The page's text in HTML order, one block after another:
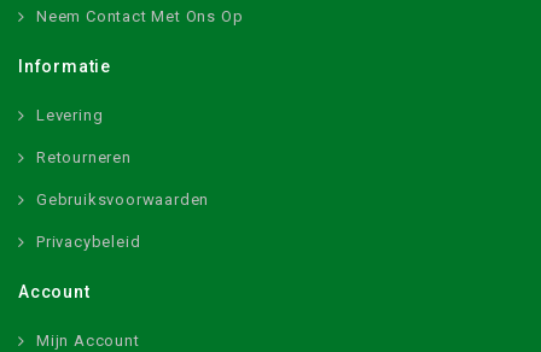
Neem Contact Met Ons Op
Informatie
Levering
Retourneren
Gebruiksvoorwaarden
Privacybeleid
Account
Mijn Account